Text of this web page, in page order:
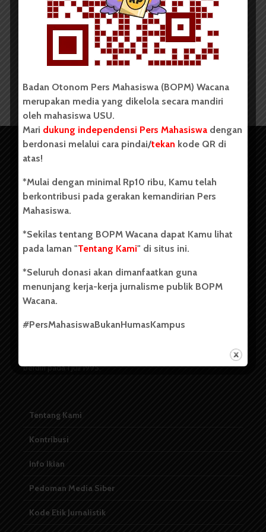
Ditmawalumni USU Adakan
Persiapan Peninjauan PPK...
Copyright © 2023. All rights reserved BOPM WACANA.
Badan Otonom Pers Mahasiswa (BOPM) Wacana merupakan
secara mandiri oleh mahasiswa Universitas Sumatera Utara
(USU). Sebelumnya BOPM Wacana merupakan salah satu
berdiri pada 1 Juli 1995.
Tentang Kami
Kontribusi
Info Iklan
Pedoman Media Siber
Kode Etik Jurnalistik
Badan Otonom Pers Mahasiswa (BOPM) Wacana
merupakan media yang dikelola secara mandiri
oleh mahasiswa USU.
Mari dukung independensi Pers Mahasiswa dengan
berdonasi melalui cara pindai/tekan kode QR di
atas!
*Mulai dengan minimal Rp10 ribu, Kamu telah
berkontribusi pada gerakan kemandirian Pers
Mahasiswa.
*Sekilas tentang BOPM Wacana dapat Kamu lihat
pada laman "Tentang Kami" di situs ini.
*Seluruh donasi akan dimanfaatkan guna
menunjang kerja-kerja jurnalisme publik BOPM
Wacana.
#PersMahasiswaBukanHumasKampus